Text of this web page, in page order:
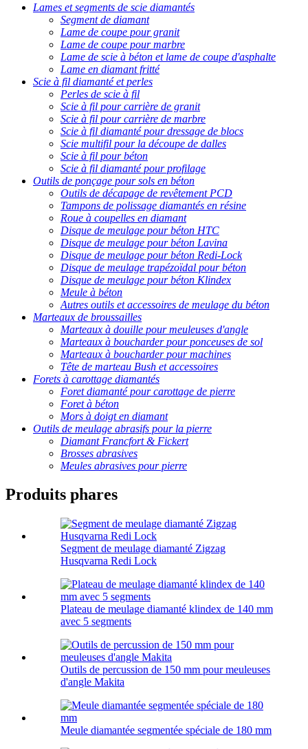
Lames et segments de scie diamantés
Segment de diamant
Lame de coupe pour granit
Lame de coupe pour marbre
Lame de scie à béton et lame de coupe d'asphalte
Lame en diamant fritté
Scie à fil diamanté et perles
Perles de scie à fil
Scie à fil pour carrière de granit
Scie à fil pour carrière de marbre
Scie à fil diamanté pour dressage de blocs
Scie multifil pour la découpe de dalles
Scie à fil pour béton
Scie à fil diamanté pour profilage
Outils de ponçage pour sols en béton
Outils de décapage de revêtement PCD
Tampons de polissage diamantés en résine
Roue à coupelles en diamant
Disque de meulage pour béton HTC
Disque de meulage pour béton Lavina
Disque de meulage pour béton Redi-Lock
Disque de meulage trapézoïdal pour béton
Disque de meulage pour béton Klindex
Meule à béton
Autres outils et accessoires de meulage du béton
Marteaux de broussailles
Marteaux à douille pour meuleuses d'angle
Marteaux à boucharder pour ponceuses de sol
Marteaux à boucharder pour machines
Tête de marteau Bush et accessoires
Forets à carottage diamantés
Foret diamanté pour carottage de pierre
Foret à béton
Mors à doigt en diamant
Outils de meulage abrasifs pour la pierre
Diamant Francfort & Fickert
Brosses abrasives
Meules abrasives pour pierre
Produits phares
Segment de meulage diamanté Zigzag
Husqvarna Redi Lock
Plateau de meulage diamanté klindex de 140 mm
avec 5 segments
Outils de percussion de 150 mm pour meuleuses
d'angle Makita
Meule diamantée segmentée spéciale de 180 mm